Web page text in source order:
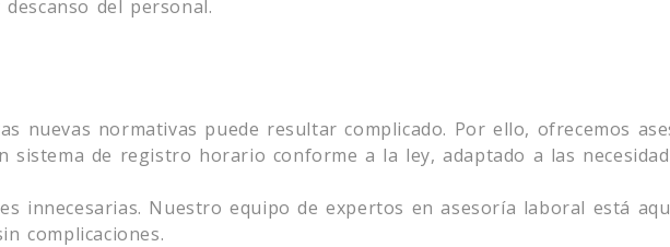
del personal.
nuevas normativas puede resultar complicado. Por ello, ofrecemos
sistema de registro horario conforme a la ley, adaptado a las
innecesarias. Nuestro equipo de expertos en asesoría laboral está
complicaciones.